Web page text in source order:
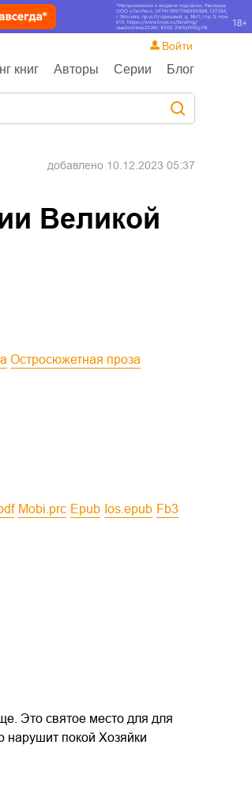
книг Авторы Серии Блог
Войти
добавлено 10.12.2023 05:37
Великой
Остросюжетная проза
mobi.prc epub ios.epub
fb3
Это святое место для для
нарушит покой Хозяйки